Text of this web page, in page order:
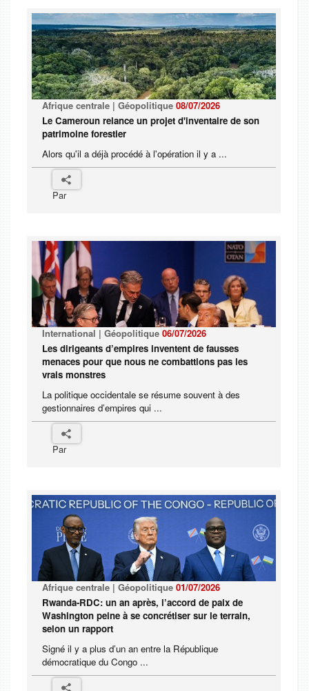
Afrique centrale | Géopolitique 08/07/2026
Le Cameroun relance un projet d'inventaire de son
patrimoine forestier
Alors qu'il a déjà procédé à l'opération il y a ...
Par
International | Géopolitique 06/07/2026
Les dirigeants d’empires inventent de fausses
menaces pour que nous ne combattions pas les
vrais monstres
La politique occidentale se résume souvent à des
gestionnaires d’empires qui ...
Par
Afrique centrale | Géopolitique 01/07/2026
Rwanda-RDC: un an après, l’accord de paix de
Washington peine à se concrétiser sur le terrain,
selon un rapport
Signé il y a plus d’un an entre la République
démocratique du Congo ...